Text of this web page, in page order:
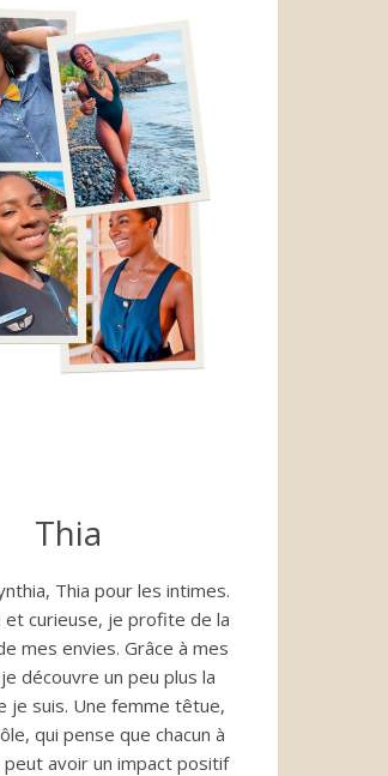
Thia
Thia pour les intimes.
et curieuse, je profite de la
mes envies. Grâce à mes
découvre un peu plus la
je suis. Une femme têtue,
qui pense que chacun à
peut avoir un impact positif